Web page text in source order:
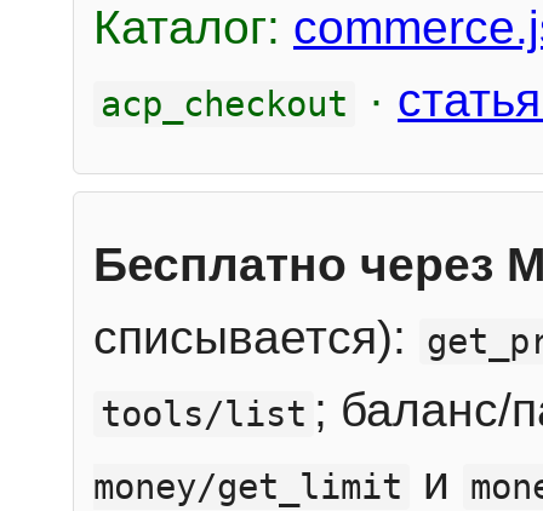
Каталог:
acp_checkout ·
Бесплатно через
списывается):
tools/list ; баланс/
money/get_limit и